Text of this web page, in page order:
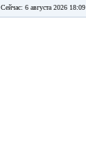
Сейчас: 6 августа 2026 18:09